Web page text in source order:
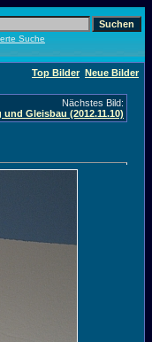
Suche
Top Bilder Neue Bilder
Nächstes Bild:
Gleisbau (2012.11.10)